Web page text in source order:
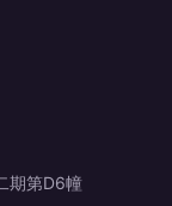
期第D6幢